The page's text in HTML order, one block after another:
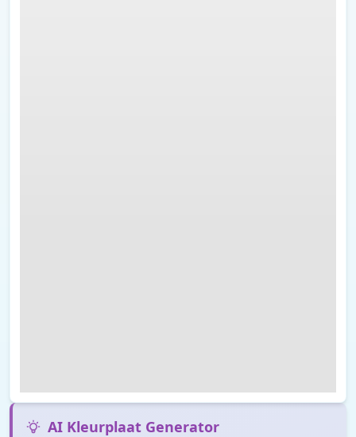
AI Kleurplaat Generator